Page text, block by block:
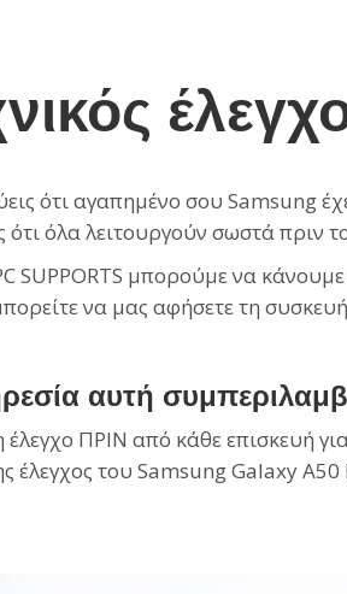
ότι αγαπημένο σου Samsung
ότι όλα λειτουργούν σωστά πριν
SUPPORTS μπορούμε να
να μας αφήσετε τη
αυτή
ΠΡΙΝ από κάθε επισκευή
έλεγχος του Samsung Galaxy